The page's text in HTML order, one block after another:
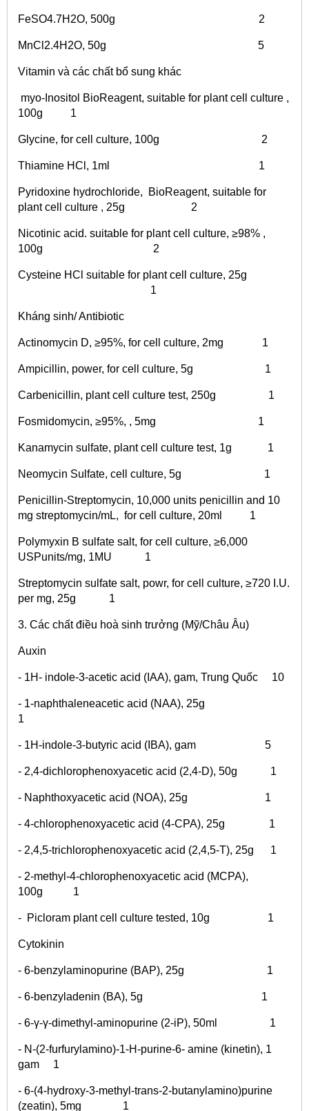
FeSO4.7H2O, 500g 2
MnCl2.4H2O, 50g 5
Vitamin và các chất bổ sung khác
myo-Inositol BioReagent, suitable for plant cell culture ,
100g 1
Glycine, for cell culture, 100g 2
Thiamine HCl, 1ml 1
Pyridoxine hydrochloride, BioReagent, suitable for
plant cell culture , 25g 2
Nicotinic acid. suitable for plant cell culture, ≥98% ,
100g 2
Cysteine HCl suitable for plant cell culture, 25g
1
Kháng sinh/ Antibiotic
Actinomycin D, ≥95%, for cell culture, 2mg 1
Ampicillin, power, for cell culture, 5g 1
Carbenicillin, plant cell culture test, 250g 1
Fosmidomycin, ≥95%, , 5mg 1
Kanamycin sulfate, plant cell culture test, 1g 1
Neomycin Sulfate, cell culture, 5g 1
Penicillin-Streptomycin, 10,000 units penicillin and 10
mg streptomycin/mL, for cell culture, 20ml 1
Polymyxin B sulfate salt, for cell culture, ≥6,000
USPunits/mg, 1MU 1
Streptomycin sulfate salt, powr, for cell culture, ≥720 I.U.
per mg, 25g 1
3. Các chất điều hoà sinh trưởng (Mỹ/Châu Âu)
Auxin
- 1H- indole-3-acetic acid (IAA), gam, Trung Quốc 10
- 1-naphthaleneacetic acid (NAA), 25g
1
- 1H-indole-3-butyric acid (IBA), gam 5
- 2,4-dichlorophenoxyacetic acid (2,4-D), 50g 1
- Naphthoxyacetic acid (NOA), 25g 1
- 4-chlorophenoxyacetic acid (4-CPA), 25g 1
- 2,4,5-trichlorophenoxyacetic acid (2,4,5-T), 25g 1
- 2-methyl-4-chlorophenoxyacetic acid (MCPA),
100g 1
- Picloram plant cell culture tested, 10g 1
Cytokinin
- 6-benzylaminopurine (BAP), 25g 1
- 6-benzyladenin (BA), 5g 1
- 6-γ-γ-dimethyl-aminopurine (2-iP), 50ml 1
- N-(2-furfurylamino)-1-H-purine-6- amine (kinetin), 1
gam 1
- 6-(4-hydroxy-3-methyl-trans-2-butanylamino)purine
(zeatin), 5mg 1